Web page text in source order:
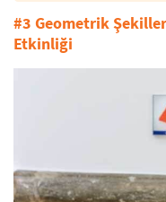
#3 Geometrik
Etkinliği